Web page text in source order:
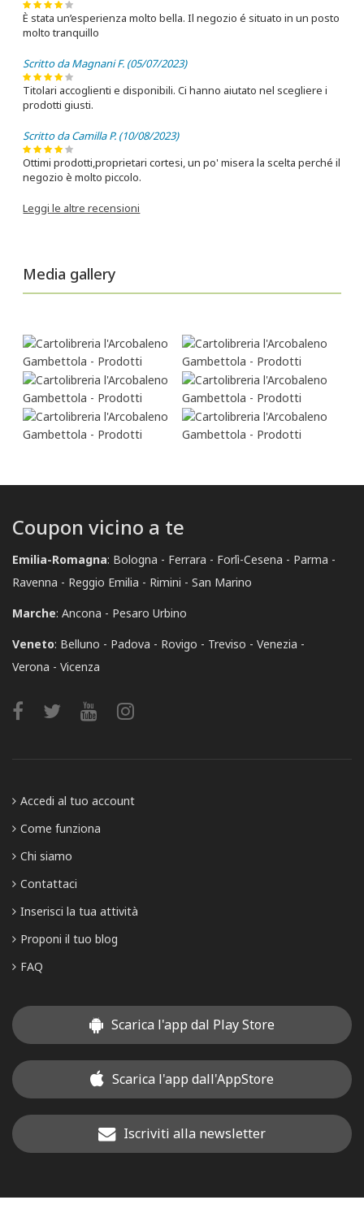
È stata un’esperienza molto bella. Il negozio é situato in un posto
molto tranquillo
Scritto da Magnani F. (05/07/2023)
Titolari accoglienti e disponibili. Ci hanno aiutato nel scegliere i
prodotti giusti.
Scritto da Camilla P. (10/08/2023)
Ottimi prodotti,proprietari cortesi, un po' misera la scelta perché il
negozio è molto piccolo.
Leggi le altre recensioni
Media gallery
Coupon vicino a te
Emilia-Romagna: Bologna Ferrara Forlì-Cesena
Parma
Ravenna
Reggio Emilia Rimini
San Marino
Marche: Ancona
Pesaro Urbino
Veneto: Belluno Padova Rovigo Treviso
Venezia
Verona
Vicenza
Accedi al tuo account
Come funziona
Chi siamo
Contattaci
Inserisci la tua attività
Proponi il tuo blog
FAQ
Scarica l'app dal Play Store
Scarica l'app dall'AppStore
Iscriviti alla newsletter